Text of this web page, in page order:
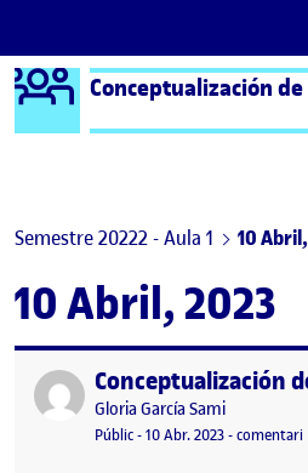
Saltar al contingut
Logo Ágora
Conceptualización
Semestre 20222 - Aula 1 10
10 Abril, 2023
Publicat perConceptualización
Publicat per
Gloria García Sami
Visibilitat:
Públic-Data de publicació
10 Abr. 20232 juny, 2023
-comentari